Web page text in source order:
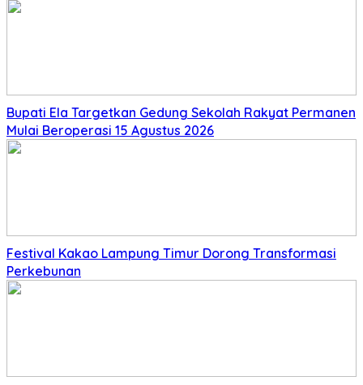
Bupati Ela Targetkan Gedung Sekolah Rakyat Permanen
Mulai Beroperasi 15 Agustus 2026
‎Festival Kakao Lampung Timur Dorong Transformasi
Perkebunan